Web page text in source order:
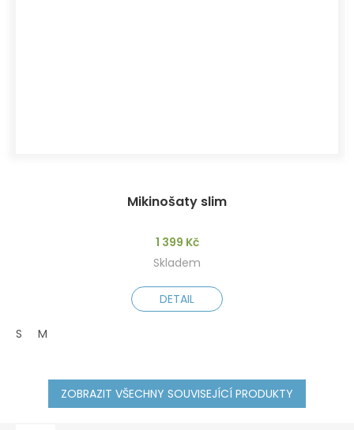
Mikinošaty slim
1 399 Kč
Skladem
DETAIL
S M
ZOBRAZIT VŠECHNY SOUVISEJÍCÍ PRODUKTY